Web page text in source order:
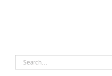
Search
for: